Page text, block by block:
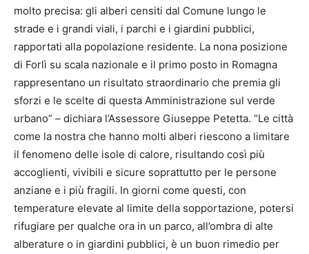
molto precisa: gli alberi censiti dal Comune lungo le
strade e i grandi viali, i parchi e i giardini pubblici,
rapportati alla popolazione residente. La nona posizione
di Forlì su scala nazionale e il primo posto in Romagna
rappresentano un risultato straordinario che premia gli
sforzi e le scelte di questa Amministrazione sul verde
urbano” – dichiara l’Assessore Giuseppe Petetta. “Le città
come la nostra che hanno molti alberi riescono a limitare
il fenomeno delle isole di calore, risultando così più
accoglienti, vivibili e sicure soprattutto per le persone
anziane e i più fragili. In giorni come questi, con
temperature elevate al limite della sopportazione, potersi
rifugiare per qualche ora in un parco, all’ombra di alte
alberature o in giardini pubblici, è un buon rimedio per